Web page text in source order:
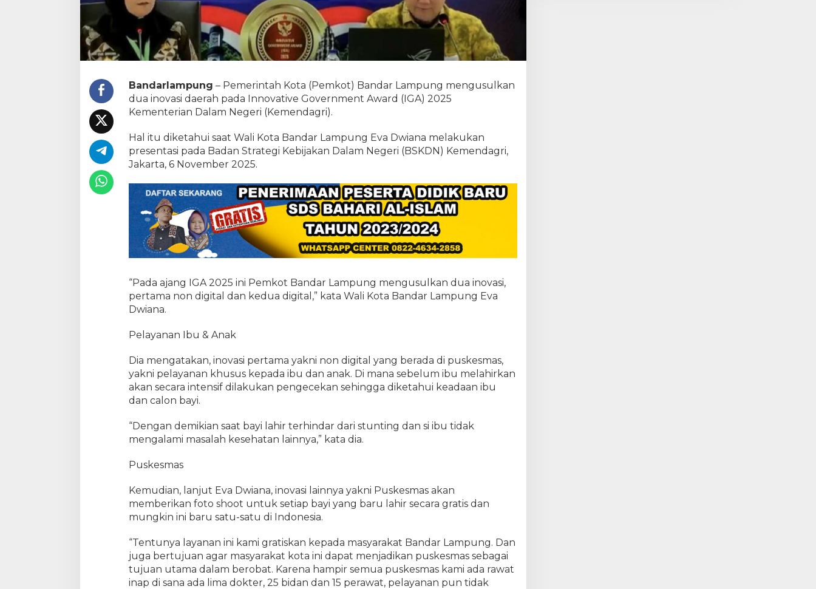
n
I
n
o
v
a
i
g
t
a
o
n
d
t
d
i
2
5
Bandarlampung – Pemerintah Kota (Pemkot) Bandar Lampung mengusulkan
dua inovasi daerah pada Innovative Government Award (IGA) 2025
Kementerian Dalam Negeri (Kemendagri).
Hal itu diketahui saat Wali Kota Bandar Lampung Eva Dwiana melakukan
presentasi pada Badan Strategi Kebijakan Dalam Negeri (BSKDN) Kemendagri,
Jakarta, 6 November 2025.
“Pada ajang IGA 2025 ini Pemkot Bandar Lampung mengusulkan dua inovasi,
pertama non digital dan kedua digital,” kata Wali Kota Bandar Lampung Eva
Dwiana.
Pelayanan Ibu & Anak
Dia mengatakan, inovasi pertama yakni non digital yang berada di puskesmas,
yakni pelayanan khusus kepada ibu dan anak. Di mana sebelum ibu melahirkan
akan secara intensif dilakukan pengecekan sehingga diketahui keadaan ibu
dan calon bayi.
“Dengan demikian saat bayi lahir terhindar dari stunting dan si ibu tidak
mengalami masalah kesehatan lainnya,” kata dia.
Puskesmas
Kemudian, lanjut Eva Dwiana, inovasi lainnya yakni Puskesmas akan
memberikan foto shoot untuk setiap bayi yang baru lahir secara gratis dan
mungkin ini baru satu-satu di Indonesia.
“Tentunya layanan ini kami gratiskan kepada masyarakat Bandar Lampung. Dan
juga bertujuan agar masyarakat kota ini dapat menjadikan puskesmas sebagai
tujuan utama dalam berobat. Karena hampir semua puskesmas kami ada rawat
inap di sana ada lima dokter, 25 bidan dan 15 perawat, pelayanan pun tidak